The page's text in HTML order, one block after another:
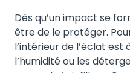
Dès qu’un impact se
être de le protéger.
l’intérieur de l’éclat est
l’humidité ou les